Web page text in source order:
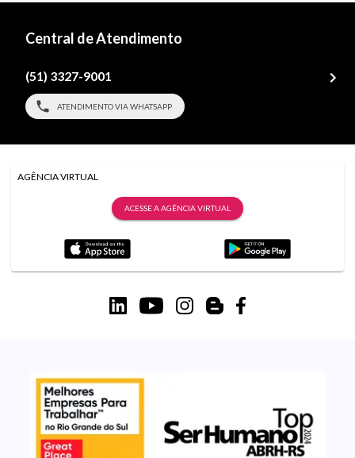
Central de Atendimento
(51) 3327-9001
ATENDIMENTO VIA WHATSAPP
AGÊNCIA VIRTUAL
ACESSE A AGÊNCIA VIRTUAL